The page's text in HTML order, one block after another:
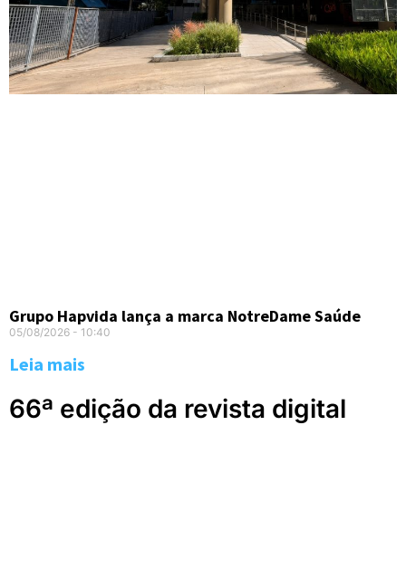
Grupo Hapvida lança a marca NotreDame Saúde
05/08/2026 10:40
Leia mais
66ª edição da revista digital